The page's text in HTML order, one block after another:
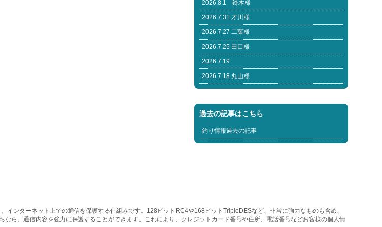
2026.8.1 鈴木様
2026.7.31 才川様
2026.7.27 二葉様
2026.7.25 田口様
2026.7.19
2026.7.18 丸山様
過去の記事はこちら
釣り情報過去の記事
ンターネット上での通信を保護する仕組みです。128ビットRC4や168ビットTripleDESなど、非常に強力なものも含め、
ら、通信内容を強力に保護することができます。これにより、クレジットカード番号や住所、電話番号などお客様の個人情